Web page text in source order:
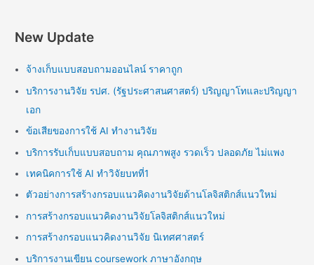
New Update
จ้างเก็บแบบสอบถามออนไลน์ ราคาถูก
บริการงานวิจัย รปศ. (รัฐประศาสนศาสตร์) ปริญญาโทและปริญญา
เอก
ข้อเสียของการใช้ AI ทำงานวิจัย
บริการรับเก็บแบบสอบถาม คุณภาพสูง รวดเร็ว ปลอดภัย ไม่แพง
เทคนิคการใช้ AI ทำวิจัยบทที่1
ตัวอย่างการสร้างกรอบแนวคิดงานวิจัยด้านโลจิสติกส์แนวใหม่
การสร้างกรอบแนวคิดงานวิจัยโลจิสติกส์แนวใหม่
การสร้างกรอบแนวคิดงานวิจัย นิเทศศาสตร์
บริการงานเขียน coursework ภาษาอังกฤษ